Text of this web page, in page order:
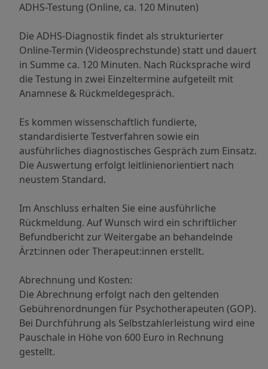
Aufschiebeverhalten können unterschiedliche
Angststörungen oder chronische Belastung.
Eine strukturierte ADHS-Diagnostik umfasst
daher ein ausführliches Gespräch, die Erhebung
der Entwicklungsgeschichte, standardisierte
zu anderen Störungsbildern.
Weitere Informationen zur ADHS-Diagnostik für
Erwachsene in München oder online finden Sie
auf unserer Website.
muenchen.net/adhs-diagnostik-muenchen
ADHS-Testung (Online, ca. 120 Minuten)
Die ADHS-Diagnostik findet als strukturierter
Online-Termin (Videosprechstunde) statt und dauert
in Summe ca. 120 Minuten. Nach Rücksprache wird
die Testung in zwei Einzeltermine aufgeteilt mit
Anamnese & Rückmeldegespräch.
Es kommen wissenschaftlich fundierte,
standardisierte Testverfahren sowie ein
ausführliches diagnostisches Gespräch zum Einsatz.
Die Auswertung erfolgt leitlinienorientiert nach
neustem Standard.
Im Anschluss erhalten Sie eine ausführliche
Rückmeldung. Auf Wunsch wird ein schriftlicher
Befundbericht zur Weitergabe an behandelnde
Ärzt:innen oder Therapeut:innen erstellt.
Abrechnung und Kosten:
Die Abrechnung erfolgt nach den geltenden
Gebührenordnungen für Psychotherapeuten (GOP).
Bei Durchführung als Selbstzahlerleistung wird eine
Pauschale in Höhe von 600 Euro in Rechnung
gestellt.